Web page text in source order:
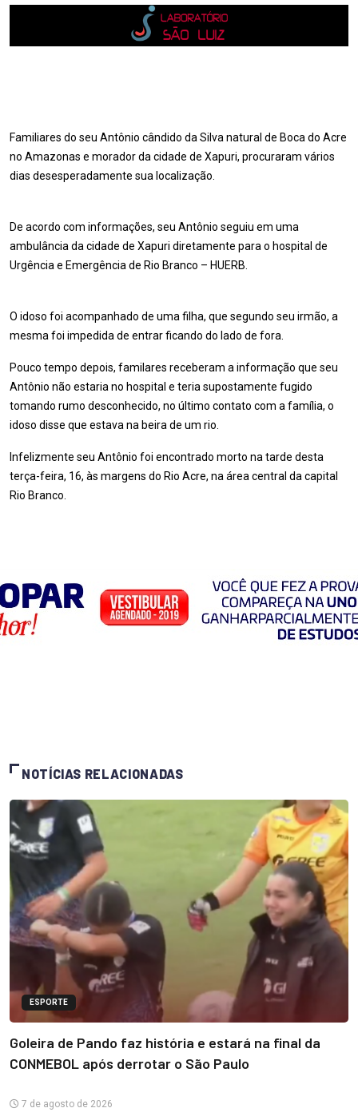
Familiares do seu Antônio cândido da Silva natural de Boca do Acre
no Amazonas e morador da cidade de Xapuri, procuraram vários
dias desesperadamente sua localização.
De acordo com informações, seu Antônio seguiu em uma
ambulância da cidade de Xapuri diretamente para o hospital de
Urgência e Emergência de Rio Branco – HUERB.
O idoso foi acompanhado de uma filha, que segundo seu irmão, a
mesma foi impedida de entrar ficando do lado de fora.
Pouco tempo depois, familares receberam a informação que seu
Antônio não estaria no hospital e teria supostamente fugido
tomando rumo desconhecido, no último contato com a família, o
idoso disse que estava na beira de um rio.
Infelizmente seu Antônio foi encontrado morto na tarde desta
terça-feira, 16, às margens do Rio Acre, na área central da capital
Rio Branco.
NOTÍCIAS RELACIONADAS
ESPORTE
Goleira de Pando faz história e estará na final da
CONMEBOL após derrotar o São Paulo
7 de agosto de 2026